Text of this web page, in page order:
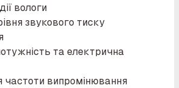
вологи
звукового тиску
та електрична
частоти випромінювання